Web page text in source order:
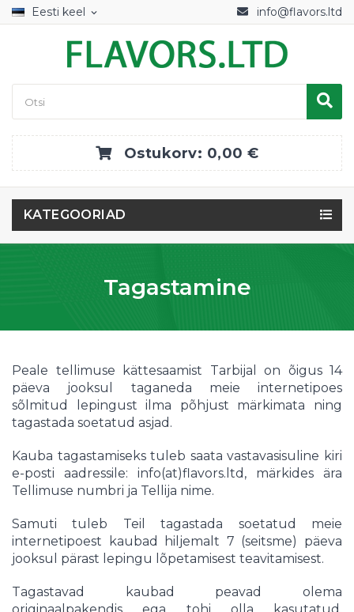
Eesti keel expand_more info@flavors.ltd
Ostukorv: 0,00 €
KATEGOORIAD
Tagastamine
Peale tellimuse kättesaamist Tarbijal on õigus 14
päeva jooksul taganeda meie internetipoes
sõlmitud lepingust ilma põhjust märkimata ning
tagastada soetatud asjad.
Kauba tagastamiseks tuleb saata vastavasisuline kiri
e-posti aadressile: info(at)flavors.ltd, märkides ära
Tellimuse numbri ja Tellija nime.
Samuti tuleb Teil tagastada soetatud meie
internetipoest kaubad hiljemalt 7 (seitsme) päeva
jooksul pärast lepingu lõpetamisest teavitamisest.
Tagastavad kaubad peavad olema